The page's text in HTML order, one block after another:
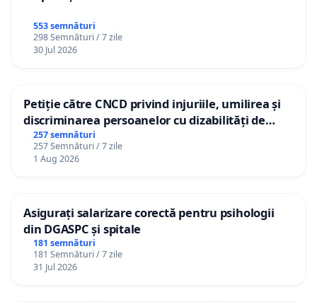
553 semnături
298 Semnături / 7 zile
30 Jul 2026
Petiție către CNCD privind injuriile, umilirea și
discriminarea persoanelor cu dizabilități de
către utilizatorul TikTok „Gorici”
257 semnături
257 Semnături / 7 zile
1 Aug 2026
Asigurați salarizare corectă pentru psihologii
din DGASPC și spitale
181 semnături
181 Semnături / 7 zile
31 Jul 2026